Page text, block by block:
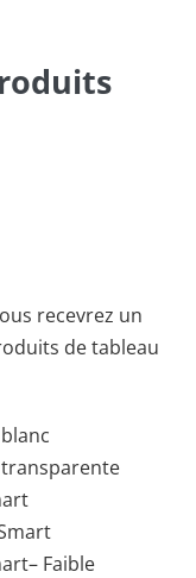
recevrez un
de tableau
Faible